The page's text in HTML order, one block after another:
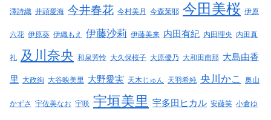
澤詩織 井頭愛海 今井春花 今村美月 今森茉耶 今田美桜 伊原
六花 伊原葵 伊織もえ 伊藤沙莉 伊藤美来 内田有紀 内田理央 内田真
礼 及川奈央 和泉芳怜 大久保桜子 大原優乃 大和田南那 大島由香
里 大政絢 大谷映美里 大野愛実 天木じゅん 天羽希純 央川かこ 奥山
かずさ 宇佐美なお 宇咲 宇垣美里 宇多田ヒカル 安藤笑 小倉ゆ